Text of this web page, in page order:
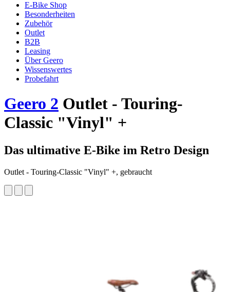
E-Bike Shop
Besonderheiten
Zubehör
Outlet
B2B
Leasing
Über Geero
Wissenswertes
Probefahrt
Geero 2 Outlet - Touring-
Classic "Vinyl" +
Das ultimative E-Bike im Retro Design
Outlet - Touring-Classic "Vinyl" +, gebraucht